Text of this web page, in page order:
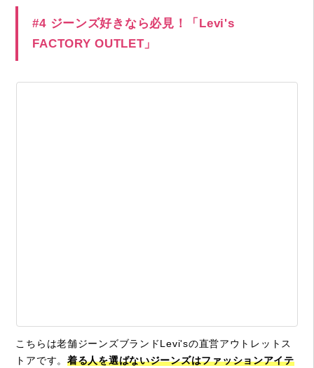
#4 ジーンズ好きなら必見！「Levi's
FACTORY OUTLET」
こちらは老舗ジーンズブランドLevi'sの直営アウトレットス
トアです。 着る人を選ばないジーンズはファッションアイテ